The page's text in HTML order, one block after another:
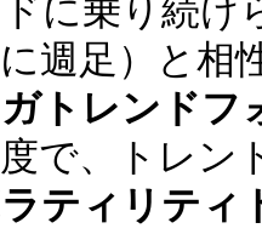
ートルズの
の親リチャー
デニスが得
順張り投資
ーケットナビ